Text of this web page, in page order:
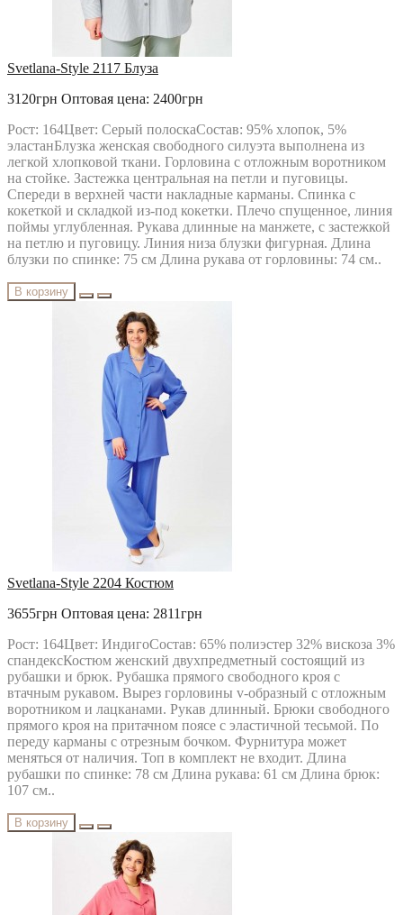
Svetlana-Style 2117 Блуза
3120грн Оптовая цена: 2400грн
Рост: 164Цвет: Серый полоскаСостав: 95% хлопок, 5%
эластанБлузка женская свободного силуэта выполнена из
легкой хлопковой ткани. Горловина с отложным воротником
на стойке. Застежка центральная на петли и пуговицы.
Спереди в верхней части накладные карманы. Спинка с
кокеткой и складкой из-под кокетки. Плечо спущенное, линия
поймы углубленная. Рукава длинные на манжете, с застежкой
на петлю и пуговицу. Линия низа блузки фигурная. Длина
блузки по спинке: 75 см Длина рукава от горловины: 74 см..
В корзину
Svetlana-Style 2204 Костюм
3655грн Оптовая цена: 2811грн
Рост: 164Цвет: ИндигоСостав: 65% полиэстер 32% вискоза 3%
спандексКостюм женский двухпредметный состоящий из
рубашки и брюк. Рубашка прямого свободного кроя с
втачным рукавом. Вырез горловины v-образный с отложным
воротником и лацканами. Рукав длинный. Брюки свободного
прямого кроя на притачном поясе с эластичной тесьмой. По
переду карманы с отрезным бочком. Фурнитура может
меняться от наличия. Топ в комплект не входит. Длина
рубашки по спинке: 78 см Длина рукава: 61 см Длина брюк:
107 см..
В корзину